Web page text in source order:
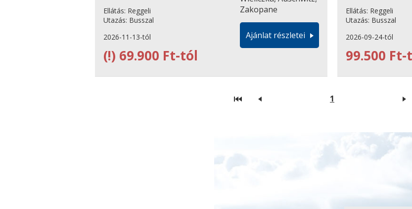
Ellátás: Reggeli
Utazás: Busszal
2026-11-13-tól
(!) 69.900 Ft-tól
Ajánlat részletei
Ellátás: Reggeli
Utazás: Busszal
2026-09-24-tól
99.500
1